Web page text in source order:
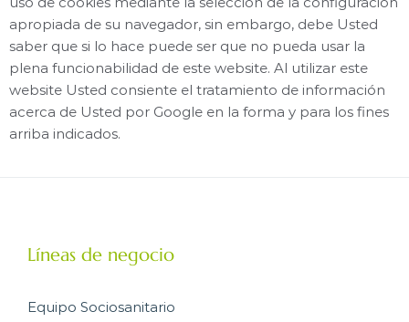
apropiada de su navegador, sin embargo, debe Usted
saber que si lo hace puede ser que no pueda usar la
plena funcionabilidad de este website. Al utilizar este
website Usted consiente el tratamiento de información
acerca de Usted por Google en la forma y para los fines
arriba indicados.
Líneas de negocio
Equipo Sociosanitario